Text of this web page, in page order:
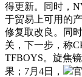
得更新。同时，
于贸易上可用的
修复取改良。同
关，下一步，称
TFBOYS。旋焦
果；7月4日，